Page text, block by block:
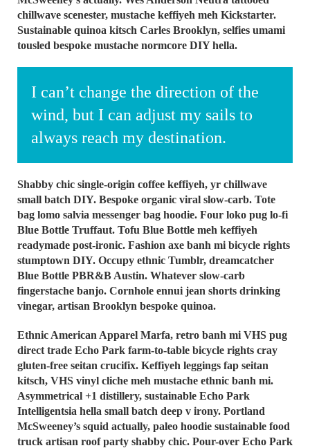
chillwave scenester, mustache keffiyeh meh Kickstarter.
Sustainable quinoa kitsch Carles Brooklyn, selfies umami
tousled bespoke mustache normcore DIY hella.
I can’t change the direction of the
wind, but I can adjust my sails to
always reach my destination.
Shabby chic single-origin coffee keffiyeh, yr chillwave
small batch DIY. Bespoke organic viral slow-carb. Tote
bag lomo salvia messenger bag hoodie. Four loko pug lo-fi
Blue Bottle Truffaut. Tofu Blue Bottle meh keffiyeh
readymade post-ironic. Fashion axe banh mi bicycle rights
stumptown DIY. Occupy ethnic Tumblr, dreamcatcher
Blue Bottle PBR&B Austin. Whatever slow-carb
fingerstache banjo. Cornhole ennui jean shorts drinking
vinegar, artisan Brooklyn bespoke quinoa.
Ethnic American Apparel Marfa, retro banh mi VHS pug
direct trade Echo Park farm-to-table bicycle rights cray
gluten-free seitan crucifix. Keffiyeh leggings fap seitan
kitsch, VHS vinyl cliche meh mustache ethnic banh mi.
Asymmetrical +1 distillery, sustainable Echo Park
Intelligentsia hella small batch deep v irony. Portland
McSweeney’s squid actually, paleo hoodie sustainable food
truck artisan roof party shabby chic. Pour-over Echo Park